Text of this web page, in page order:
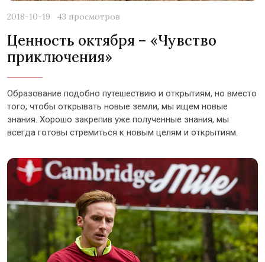
2018-10-19 43 просмотров
Ценность октября – «Чувство
приключения»
Образование подобно путешествию и открытиям, но вместо
того, чтобы открывать новые земли, мы ищем новые
знания. Хорошо закрепив уже полученные знания, мы
всегда готовы стремиться к новым целям и открытиям.